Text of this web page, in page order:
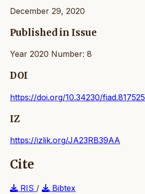
December 29, 2020
Published in Issue
Year 2020 Number: 8
DOI
https://doi.org/10.34230/fiad.817525
IZ
https://izlik.org/JA23RB39AA
Cite
RIS /
Bibtex